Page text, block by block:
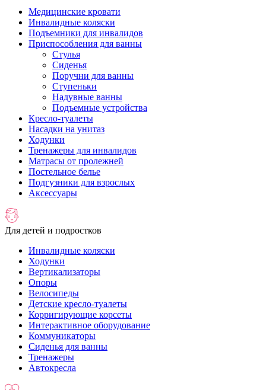
Медицинские кровати
Инвалидные коляски
Подъемники для инвалидов
Приспособления для ванны
Стулья
Сиденья
Поручни для ванны
Ступеньки
Надувные ванны
Подъемные устройства
Кресло-туалеты
Насадки на унитаз
Ходунки
Тренажеры для инвалидов
Матрасы от пролежней
Постельное белье
Подгузники для взрослых
Аксессуары
Для детей и подростков
Инвалидные коляски
Ходунки
Вертикализаторы
Опоры
Велосипеды
Детские кресло-туалеты
Корригирующие корсеты
Интерактивное оборудование
Коммуникаторы
Сиденья для ванны
Тренажеры
Автокресла